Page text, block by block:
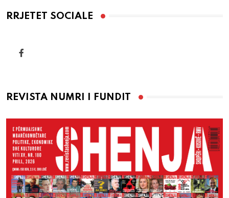
RRJETET SOCIALE
REVISTA NUMRI I FUNDIT